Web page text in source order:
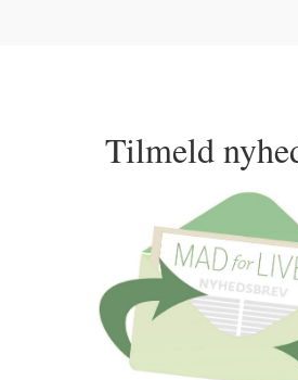
Tilmeld